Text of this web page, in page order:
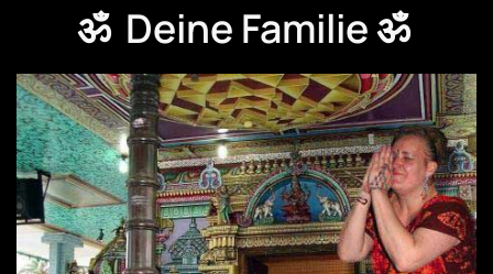
ॐ Deine Familie ॐ